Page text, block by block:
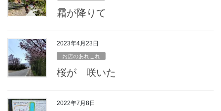
霜が降りて
2023年4月23日
お店のあれこれ
桜が 咲いた
2022年7月8日